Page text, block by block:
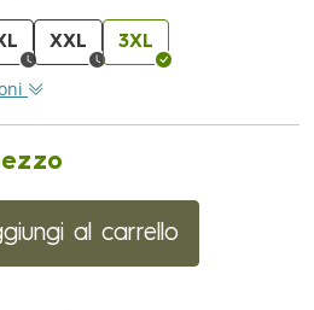
XXL 3XL
al carrello